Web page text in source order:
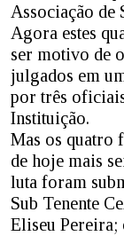
Associação de
Agora estes
ser motivo de
julgados em
por três
Instituição.
Mas os quatro
de hoje mais
luta foram
Sub Tenente
Eliseu Pereira;